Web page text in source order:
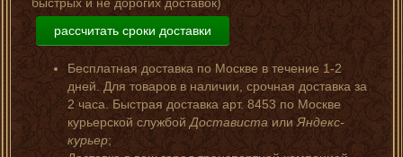
рассчитать сроки доставки
Бесплатная доставка по Москве в течение 1-2
дней. Для товаров в наличии, срочная доставка за
2 часа. Быстрая доставка арт. 8453 по Москве
курьерской службой ДоставистаилиЯндекс-
курьер;